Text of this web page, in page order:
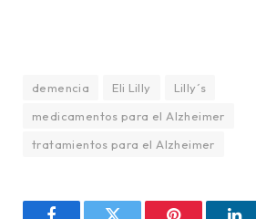
demencia Eli Lilly
Lilly´s
medicamentos para el Alzheimer
tratamientos para el Alzheimer